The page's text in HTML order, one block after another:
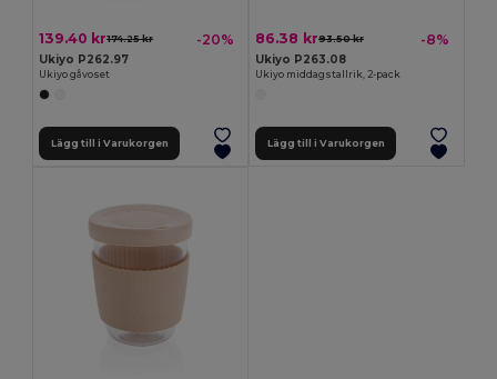
139.40 kr174.25 kr -20%
Ukiyo P262.97
Ukiyo gåvoset
Lägg till i Varukorgen
86.38 kr93.50 kr -8%
Ukiyo P263.08
Ukiyo middagstallrik, 2-pack
Lägg till i Varukorgen